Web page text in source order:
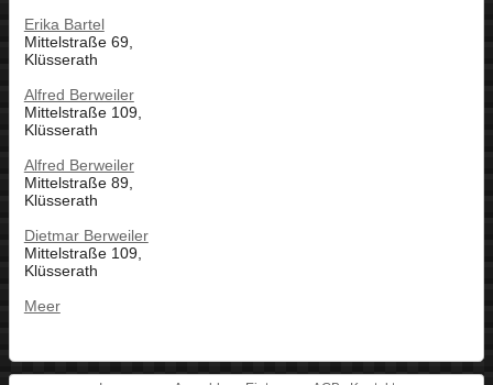
Erika Bartel
Mittelstraße 69,
Klüsserath
Alfred Berweiler
Mittelstraße 109,
Klüsserath
Alfred Berweiler
Mittelstraße 89,
Klüsserath
Dietmar Berweiler
Mittelstraße 109,
Klüsserath
Meer